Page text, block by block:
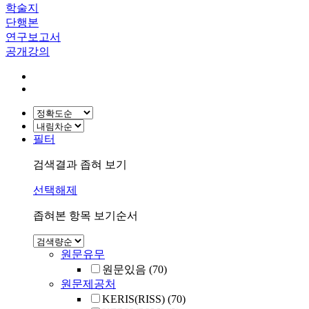
학술지
단행본
연구보고서
공개강의
필터
검색결과 좁혀 보기
선택해제
좁혀본 항목 보기순서
원문유무
원문있음 (70)
원문제공처
KERIS(RISS) (70)